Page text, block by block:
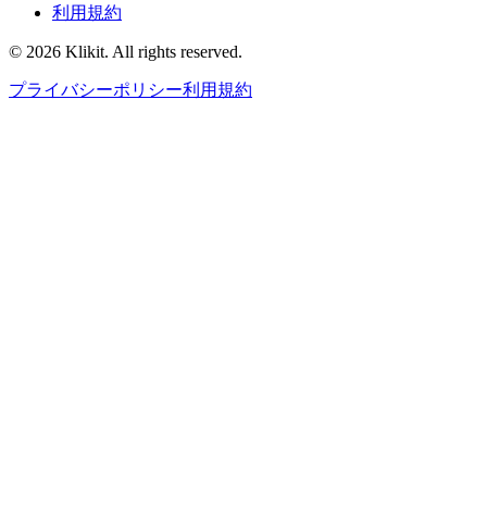
利用規約
© 2026 Klikit. All rights reserved.
プライバシーポリシー利用規約